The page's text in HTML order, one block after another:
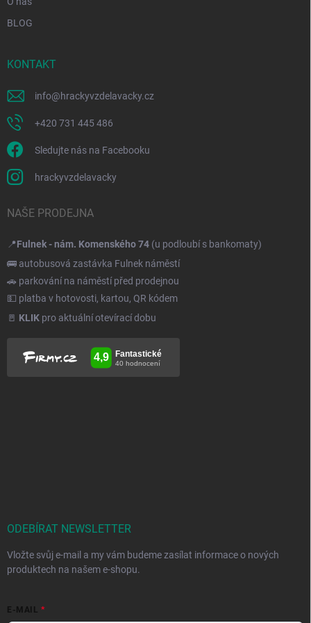
BLOG
KONTAKT
info@hrackyvzdelavacky.cz
+420 731 445 486
Sledujte nás na Facebooku
hrackyvzdelavacky
NAŠE PRODEJNA
📍Fulnek - nám. Komenského 74 (u podloubí s bankomaty)
🚌 autobusová zastávka Fulnek náměstí
🚗 parkování na náměstí před prodejnou
💵 platba v hotovosti, kartou, QR kódem
🚪 KLIK pro aktuální otevírací dobu
ODEBÍRAT NEWSLETTER
Vložte svůj e-mail a my vám budeme zasílat informace o nových
produktech na našem e-shopu.
E-MAIL